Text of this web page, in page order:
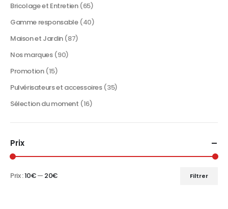
Bricolage et Entretien (65)
Gamme responsable (40)
Maison et Jardin (87)
Nos marques (90)
Promotion (15)
Pulvérisateurs et accessoires (35)
Sélection du moment (16)
Prix
Filtrer
Prix :10€— 20€